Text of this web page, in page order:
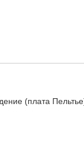
(плата